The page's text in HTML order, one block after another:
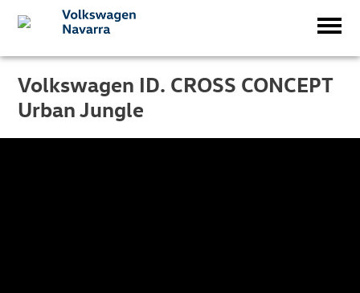
Volkswagen ID. CROSS CONCEPT
Urban Jungle